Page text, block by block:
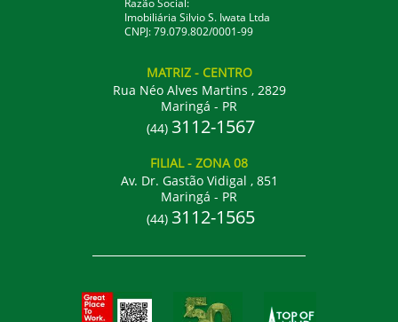
Razão Social:
Imobiliária Silvio S. Iwata Ltda
CNPJ: 79.079.802/0001-99
MATRIZ - CENTRO
Rua Néo Alves Martins , 2829
Maringá - PR
(44) 3112-1567
FILIAL- ZONA 08
Av. Dr. Gastão Vidigal , 851
Maringá - PR
(44) 3112-1565